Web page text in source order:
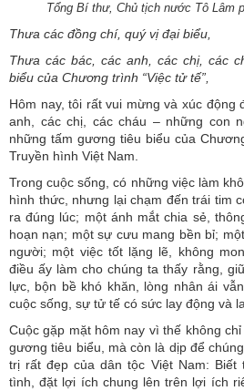
Tổng Bí thư, Chủ tịch nước Tô Lâm
Thưa các đồng chí, quý vị đại biểu,
Thưa các bác, các anh, các chị, các
biểu của Chương trình “Việc tử tế”,
Hôm nay, tôi rất vui mừng và xúc động
anh, các chị, các cháu – những con
những tấm gương tiêu biểu của
Truyền hình Việt Nam.
Trong cuộc sống, có những việc làm
hình thức, nhưng lại chạm đến trái tim
ra đúng lúc; một ánh mắt chia sẻ,
hoạn nạn; một sự cưu mang bền bỉ;
người; một việc tốt lặng lẽ, không
điều ấy làm cho chúng ta thấy rằng,
lực, bộn bề khó khăn, lòng nhân ái
cuộc sống, sự tử tế có sức lay động và
Cuộc gặp mặt hôm nay vì thế không
gương tiêu biểu, mà còn là dịp để
trị rất đẹp của dân tộc Việt Nam: Biết
tình, đặt lợi ích chung lên trên lợi ích